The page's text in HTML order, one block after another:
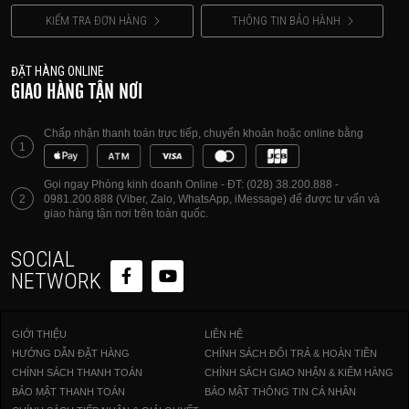
KIỂM TRA ĐƠN HÀNG THÔNG TIN BẢO HÀNH
ĐẶT HÀNG ONLINE
GIAO HÀNG TẬN NƠI
1
Chấp nhận thanh toán trực tiếp, chuyển khoản hoặc online bằng
2
Gọi ngay Phòng kinh doanh Online - ĐT: (028) 38.200.888 -
0981.200.888 (Viber, Zalo, WhatsApp, iMessage) để được tư vấn và
giao hàng tận nơi trên toàn quốc.
SOCIAL
NETWORK
GIỚI THIỆU
LIÊN HỆ
HƯỚNG DẪN ĐẶT HÀNG
CHÍNH SÁCH ĐỔI TRẢ & HOÀN TIỀN
CHÍNH SÁCH THANH TOÁN
CHÍNH SÁCH GIAO NHẬN & KIỂM HÀNG
BẢO MẬT THANH TOÁN
BẢO MẬT THÔNG TIN CÁ NHÂN